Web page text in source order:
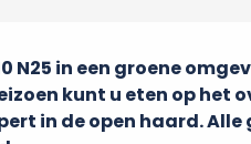
N25 in een groene
kunt u eten op het
in de open haard.